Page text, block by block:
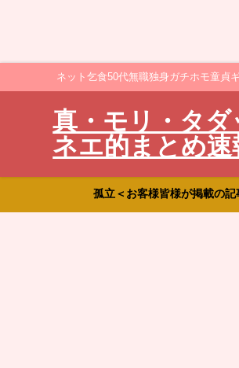
ネット乞食50代無職独身ガチホモ童貞
真・モリ・タ
ネエ的まとめ速
孤立＜お客様皆様が掲載の